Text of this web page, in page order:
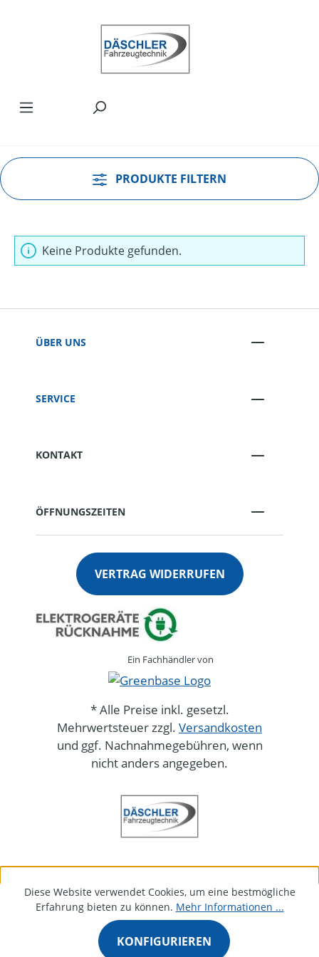
PRODUKTE FILTERN
Keine Produkte gefunden.
ÜBER UNS
SERVICE
KONTAKT
ÖFFNUNGSZEITEN
VERTRAG WIDERRUFEN
Ein Fachhändler von
* Alle Preise inkl. gesetzl.
Mehrwertsteuer zzgl. Versandkosten
und ggf. Nachnahmegebühren, wenn
nicht anders angegeben.
Diese Website verwendet Cookies, um eine bestmögliche
Erfahrung bieten zu können. Mehr Informationen ...
KONFIGURIEREN